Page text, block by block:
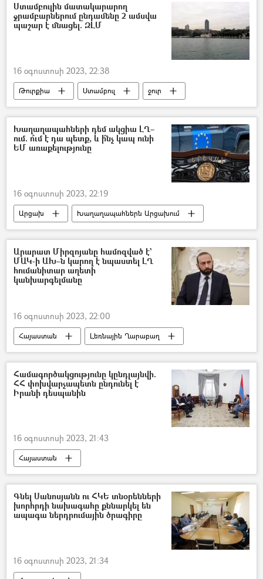
Ստամբուլին մատակարարող
ջրամբարներում ընդամենը 2 ամսվա
պաշար է մնացել. ԶԼՄ
16 օգոստոսի 2023, 22:38
Թուրքիա Ստամբուլ ջուր
Խաղաղապահների դեմ ակցիա ԼՂ–
ում. ո՞ւմ է դա պետք, և ի՞նչ կապ ունի
ԵՄ առաքելությունը
16 օգոստոսի 2023, 22:19
Արցախ
Խաղաղապահներն Արցախում
խաղաղապահ
Ռուսաստան
Արևմուտք
Ադրբեջան
Բողոքի ակցիա
Լաչինի միջանցք
Լեռնային Ղարաբաղ
Արարատ Միրզոյանը համոզված է`
ՄԱԿ-ի ԱԽ–ն կարող է նպաստել ԼՂ
հումանիտար աղետի
կանխարգելմանը
16 օգոստոսի 2023, 22:00
Հայաստան
Լեռնային Ղարաբաղ
Բրազիլիա
Արարատ Միրզոյան
Համագործակցությունը կընդլայնվի.
ՀՀ փոխվարչապետն ընդունել է
Իրանի դեսպանին
16 օգոստոսի 2023, 21:43
Հայաստան
Հայաստան–Իրան գործակցություն
Իրանի Իսլամական Հանրապետություն
Մհեր Գրիգորյան
Մեհդի Սոբհանի
Գնել Սանոսյանն ու ՀԿԵ տնօրենների
խորհրդի նախագահը քննարկել են
ապագա ներդրումային ծրագիրը
16 օգոստոսի 2023, 21:34